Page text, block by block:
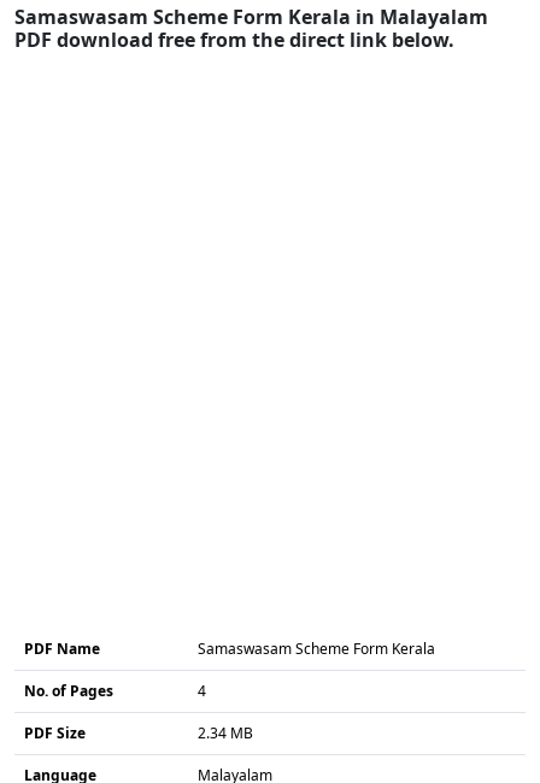
Samaswasam Scheme Form Kerala in Malayalam
PDF download free from the direct link below.
PDF Name Samaswasam Scheme Form Kerala
No. of Pages 4
PDF Size 2.34 MB
Language Malayalam